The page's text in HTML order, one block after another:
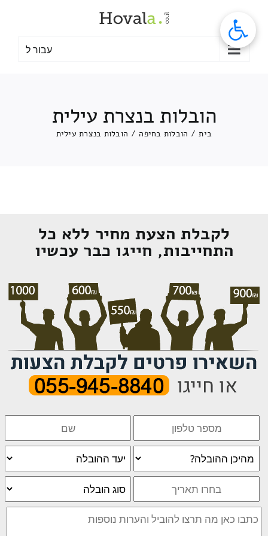
עבור ל
הובלות בנצרת עילית
בית / הובלות בחיפה / הובלות בנצרת עילית
לקבלת הצעת מחיר ללא כל
התחייבות, חייגו כבר עכשיו